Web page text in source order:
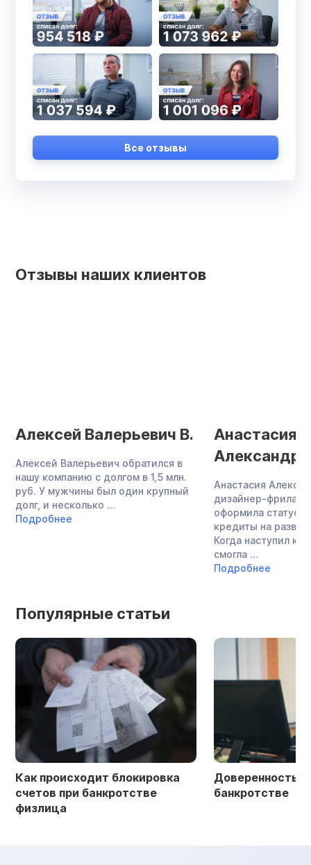
Все отзывы
Отзывы наших клиентов
Алексей Валерьевич В.
Алексей Валерьевич обратился в
нашу компанию с долгом в 1,5 млн.
руб. У мужчины был один крупный
долг, и несколько ...
Подробнее
Анастасия
Анастасия
дизайнер-
оформила статус
кредиты на
Когда наступил
смогла ...
Подробнее
Популярные статьи
Как происходит блокировка
счетов при банкротстве
физлица
Доверенность
банкротстве